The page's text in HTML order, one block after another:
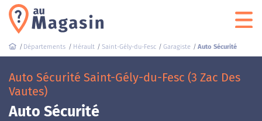
Départements Hérault Saint-Gély-du-Fesc Garagiste Auto Sécurité
Auto Sécurité Saint-Gély-du-Fesc (3 Zac Des
Vautes)
Auto Sécurité